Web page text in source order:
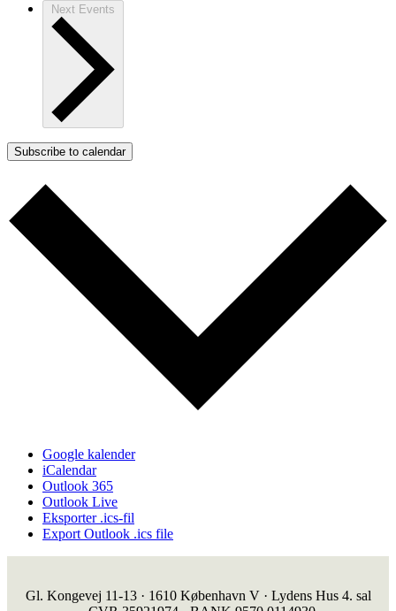
Next Events
Subscribe to calendar
Google kalender
iCalendar
Outlook 365
Outlook Live
Eksporter .ics-fil
Export Outlook .ics file
Gl. Kongevej 11-13 · 1610 København V · Lydens Hus 4. sal